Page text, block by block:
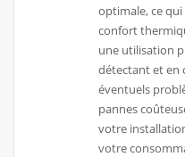
optimale, ce
confort
une utilisation
détectant et en
éventuels
pannes
votre
votre